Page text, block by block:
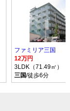
ファミリア三国
12万円
3LDK（71.49㎡）
三国/徒歩6分